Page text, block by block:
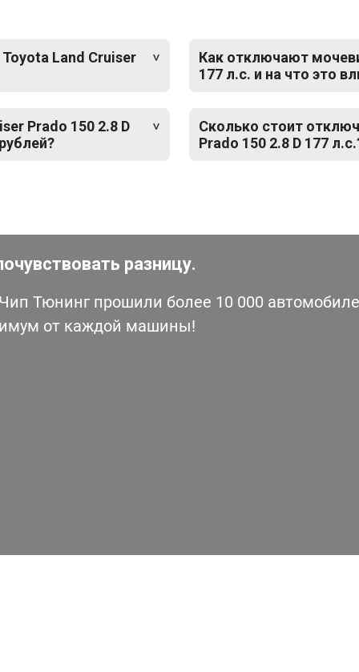
Land Cruiser
Prado 150 2.8 D
Как отключают
177 л.с. и на что это
Сколько стоит
Prado 150 2.8 D 177
разницу.
Тюнинг прошили более 10 000
от каждой машины!